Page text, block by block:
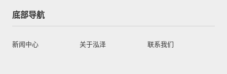
底部导航
新闻中心 关于泓泽 联系我们